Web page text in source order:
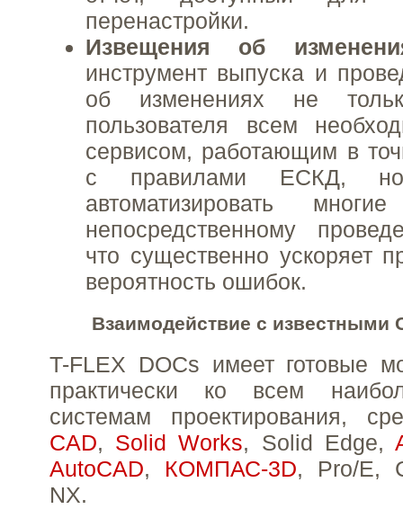
перенастройки.
Извещения об
инструмент выпуска и
об изменениях не
пользователя всем
сервисом, работающим в
с правилами ЕСКД,
автоматизировать
непосредственному
что существенно ускоряет
вероятность ошибок.
Взаимодействие с известными
T-FLEX DOCs имеет готовые
практически ко всем
системам проектирования,
CAD, Solid Works, Solid Edge,
AutoCAD, КОМПАС-3D, Pro/E,
NX.